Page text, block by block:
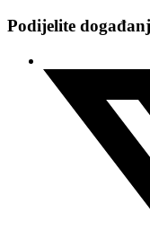
Podijelite